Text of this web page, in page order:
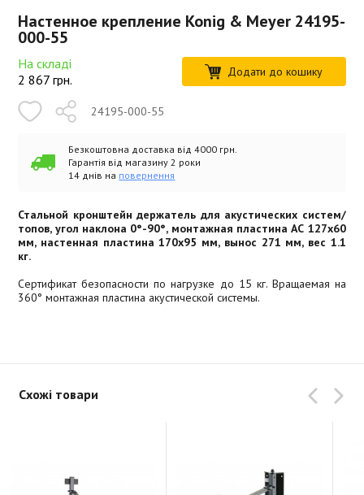
Настенное крепление Konig & Meyer 24195-
000-55
На складі
2 867 грн. Додати до кошику
24195-000-55
Безкоштовна доставка від 4000 грн.
Гарантія від магазину 2 роки
14 днів на повернення
Стальной кронштейн держатель для акустических систем/
топов, угол наклона 0°-90°, монтажная пластина АС 127x60
мм, настенная пластина 170x95 мм, вынос 271 мм, вес 1.1
кг.
Сертификат безопасности по нагрузке до 15 кг. Вращаемая на
360° монтажная пластина акустической системы.
Схожі товари